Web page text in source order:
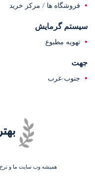
فروشگاه ها / مرکز خرید
سیستم گرمایش
تهویه مطبوع
جهت
جنوب-غرب
همیشه وب سایت ما و